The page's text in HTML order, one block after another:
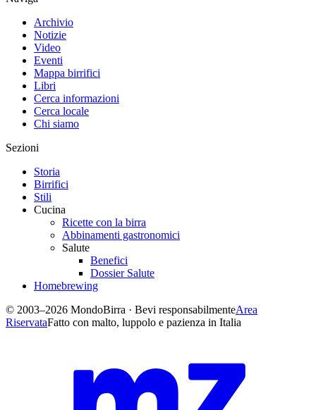
Archivio
Notizie
Video
Eventi
Mappa birrifici
Libri
Cerca informazioni
Cerca locale
Chi siamo
Sezioni
Storia
Birrifici
Stili
Cucina
Ricette con la birra
Abbinamenti gastronomici
Salute
Benefici
Dossier Salute
Homebrewing
© 2003–2026 MondoBirra · Bevi responsabilmenteArea
RiservataFatto con malto, luppolo e pazienza in Italia